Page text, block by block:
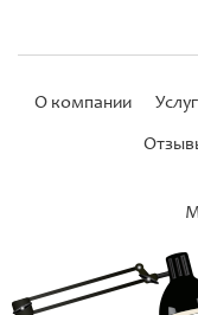
О компании